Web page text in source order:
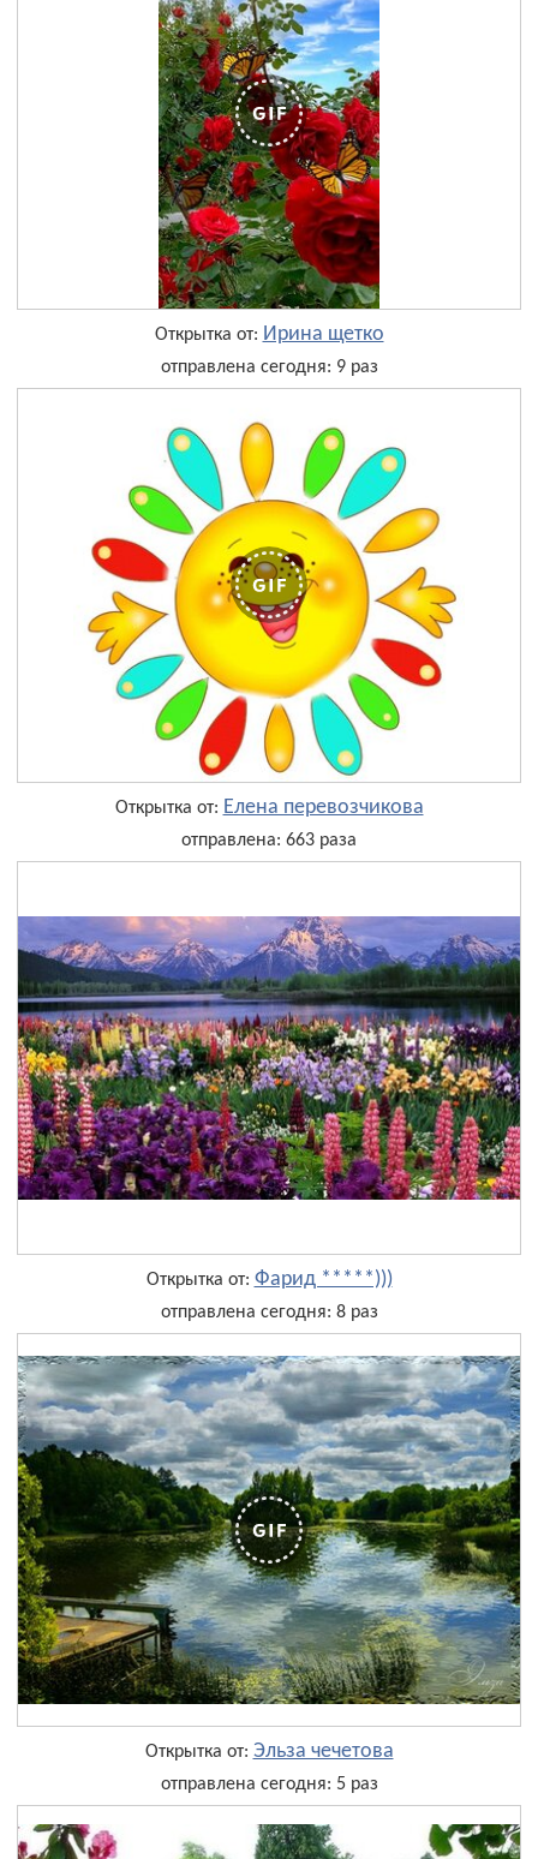
Открытка от: Ирина щетко
отправлена сегодня: 9 раз
Открытка от: Елена перевозчикова
отправлена: 663 раза
Открытка от: Фарид *****)))
отправлена сегодня: 8 раз
Открытка от: Эльза чечетова
отправлена сегодня: 5 раз